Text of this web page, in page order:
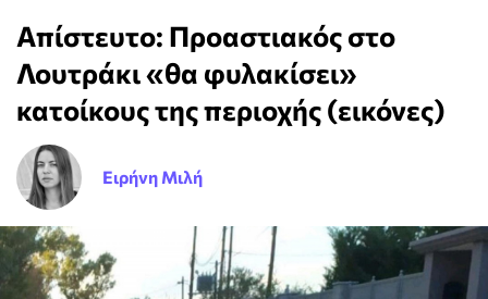
Απίστευτο: Προαστιακός στο
Λουτράκι «θα φυλακίσει»
κατοίκους της περιοχής (εικόνες)
Ειρήνη Μιλή